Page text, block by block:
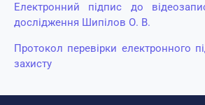
Електронний підпис до
дослідження Шипілов О. В.
Протокол перевірки електронного
захисту